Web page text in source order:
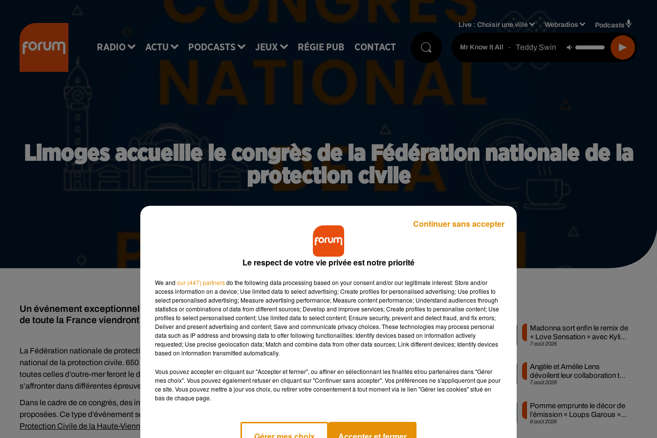
RADIO ACTU PODCASTS JEUX RÉGIE PUB CONTACT
Live :Choisir une ville Webradios Podcasts
Mr Know It All - Teddy Swims
Limoges accueille le congrès de la Fédération nationale de la
protection civile
Un événement exceptionnel se tiendra ce week-end à Limoges, où de nombreux bénévoles venus
de toute la France viendront spécialement se réunir.
La Fédération nationale de protection civile organise, samedi 8 février et dimanche 9 février à Limoges, son 26e Congrès
national de la protection civile. 650 bénévoles de la protection civile sont attendus et 80 fédérations départementales et
toutes celles d’outre-mer feront le déplacement. Une trentaine de délégations participeront à un grand défi et devront
s’affronter dans différentes épreuves de secourisme à travers la ville.
Dans le cadre de ce congrès, des initiations aux gestes de secourisme ou encore la présentation des actions seront
proposées. Ce type d’événement se veut festif, convivial et fédérateur. Pour plus d’informations vous pouvez contacter la
Protection Civile de la Haute-Vienne
par mail : contactprotectioncivile87.fr Ou par téléphone au 06 26 94 21 95
Musique
7 août 2026
Madonna sort enfin le remix de
« Love Sensation » avec Kylie
Minogue
7 août 2026
Angèle et Amélie Lens
dévoilent leur collaboration tant
attendue
6 août 2026
Pomme emprunte le décor de
l’émission « Loups Garous »
pour son...
Le respect de votre vie privée est notre priorité
We and our (447) partnersdo the following data processing based on your consent and/or our legitimate interest: Store and/or
access information on a device; Use limited data to select advertising; Create profiles for personalised advertising; Use profiles to
select personalised advertising; Measure advertising performance; Measure content performance; Understand audiences through
statistics or combinations of data from different sources; Develop and improve services; Create profiles to personalise content; Use
profiles to select personalised content; Use limited data to select content; Ensure security, prevent and detect fraud, and fix errors;
Deliver and present advertising and content; Save and communicate privacy choices. These technologies may process personal
data such as IP address and browsing data to offer following functionalities: Identify devices based on information actively
requested; Use precise geolocation data; Match and combine data from other data sources; Link different devices; Identify devices
based on information transmitted automatically.
Vous pouvez accepter en cliquant sur "Accepter et fermer", ou affiner en sélectionnant les finalités et/ou partenaires dans "Gérer
mes choix". Vous pouvez également refuser en cliquant sur "Continuer sans accepter". Vos préférences ne s'appliqueront que pour
ce site. Vous pouvez mettre à jour vos choix, ou retirer votre consentement à tout moment via le lien "Gérer les cookies" situé en
bas de chaque page.
Continuer sans accepter